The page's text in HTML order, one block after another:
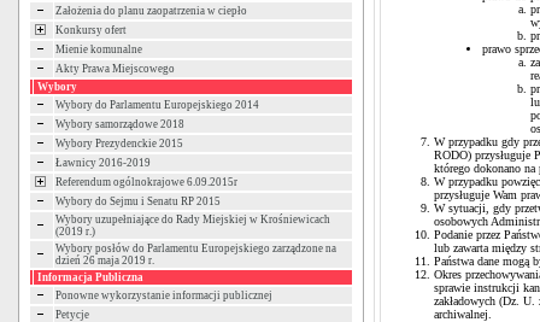
Założenia do planu zaopatrzenia w ciepło
Konkursy ofert
Mienie komunalne
Akty Prawa Miejscowego
Wybory
Wybory do Parlamentu Europejskiego 2014
Wybory samorządowe 2018
Wybory Prezydenckie 2015
Ławnicy 2016-2019
Referendum ogólnokrajowe 6.09.2015r
Wybory do Sejmu i Senatu RP 2015
Wybory uzupełniające do Rady Miejskiej w Krośniewicach
(2019 r.)
Wybory posłów do Parlamentu Europejskiego zarządzone na
dzień 26 maja 2019 r.
Informacja Publiczna
Ponowne wykorzystanie informacji publicznej
Petycje
prawo
W przypadku gdy
RODO) przysługuje
którego dokonano
W przypadku
przysługuje Wam
W sytuacji, gdy
osobowych
Podanie przez
lub zawarta między
Państwa dane mogą
Okres
sprawie instrukcji
zakładowych (Dz.
archiwalnej.